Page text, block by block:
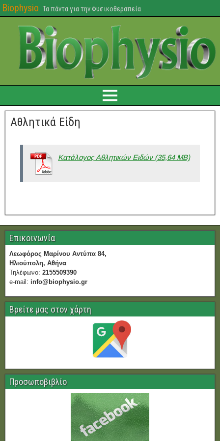
Biophysio Τα πάντα για την Φυσικοθεραπεία
Αθλητικά Είδη
Κατάλογος Αθλητικών Ειδών
Επικοινωνία
Λεωφόρος Μαρίνου Αντύπα 84,
Ηλιούπολη, Αθήνα
Τηλέφωνο: 2155509390
e-mail: info@biophysio.gr
Βρείτε μας στον χάρτη
Προσωποβιβλίο